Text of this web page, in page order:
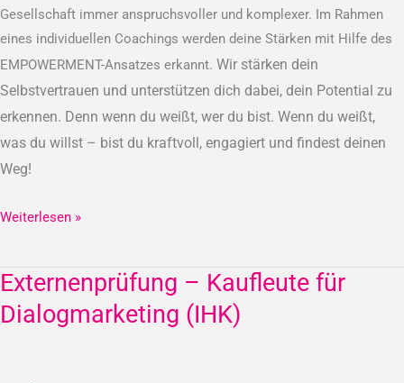
Gesellschaft immer anspruchsvoller und komplexer. Im Rahmen
eines individuellen Coachings werden deine Stärken mit Hilfe des
EMPOWERMENT-Ansatzes erkannt. Wir stärken dein
Selbstvertrauen und unterstützen dich dabei, dein Potential zu
erkennen. Denn wenn du weißt, wer du bist. Wenn du weißt,
was du willst – bist du kraftvoll, engagiert und findest deinen
Weg!
Weiterlesen »
Externenprüfung – Kaufleute für
Dialogmarketing (IHK)
Externenprüfung
–
Kaufleute